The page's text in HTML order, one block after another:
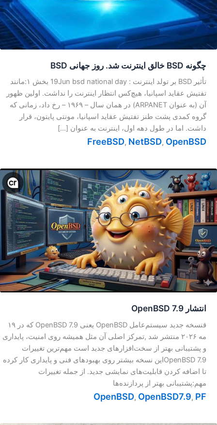
چگونه BSD خالق اینترنت شد. روز جهانی BSD
تأثیر BSD بر تولد اینترنت : 19Jun bsd national day بخش ۱:مانند
تفتیش عقاید اسپانیا، هیچ‌کس انتظار اینترنت را نداشت. اولین ظهور
آن (به عنوان ARPANET) در همان سال – ۱۹۶۹ – رخ داد، زمانی که
گروه کمدی پشت طنز تفتیش عقاید اسپانیا، مونتی پایتون، قرار
داشت. اما در طول دهه اول، اینترنت به عنوان […]
FreeBSD, NetBSD, OpenBSD
انتشار OpenBSD 7.9
قنسخه جدید سیستم‌عامل OpenBSD یعنی OpenBSD 7.9 که در ۱۹
مه ۲۰۲۶ منتشر شد ,تمرکز اصلی آن مثل همیشه روی امنیت، پایداری
و پشتیبانی بهتر از سخت‌افزارهای جدید است مهم‌ترین تغییرات
OpenBSD 7.9این نسخه بیشتر روی بهبودهای فنی و پایداری کار کرده
تا اضافه کردن قابلیت‌های نمایشی جدید. از جمله تغییرات
مهم:پشتیبانی بهتر از پردازنده‌ها
OpenBSD, OpenBSD7.9, PF